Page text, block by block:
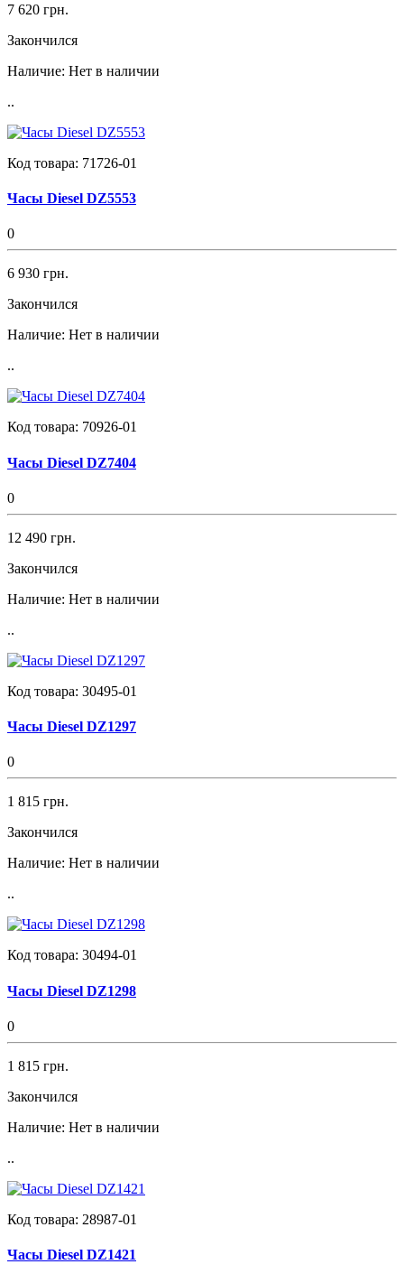
7 620 грн.
Закончился
Наличие: Нет в наличии
..
Код товара: 71726-01
Часы Diesel DZ5553
0
6 930 грн.
Закончился
Наличие: Нет в наличии
..
Код товара: 70926-01
Часы Diesel DZ7404
0
12 490 грн.
Закончился
Наличие: Нет в наличии
..
Код товара: 30495-01
Часы Diesel DZ1297
0
1 815 грн.
Закончился
Наличие: Нет в наличии
..
Код товара: 30494-01
Часы Diesel DZ1298
0
1 815 грн.
Закончился
Наличие: Нет в наличии
..
Код товара: 28987-01
Часы Diesel DZ1421